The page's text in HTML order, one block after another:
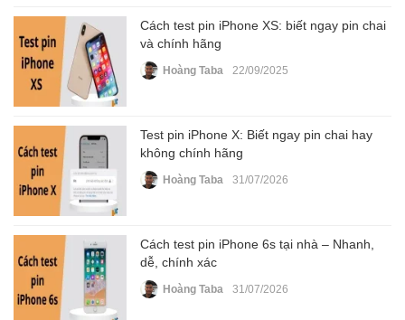
Cách test pin iPhone XS: biết ngay pin chai
và chính hãng
Hoàng Taba 22/09/2025
Test pin iPhone X: Biết ngay pin chai hay
không chính hãng
Hoàng Taba 31/07/2026
Cách test pin iPhone 6s tại nhà – Nhanh,
dễ, chính xác
Hoàng Taba 31/07/2026